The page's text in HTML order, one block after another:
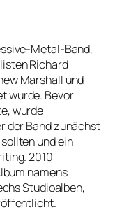
Metal-Band,
Richard
Marshall und
wurde. Bevor
wurde
der Band zunächst
und ein
2010
namens
Studioalben,